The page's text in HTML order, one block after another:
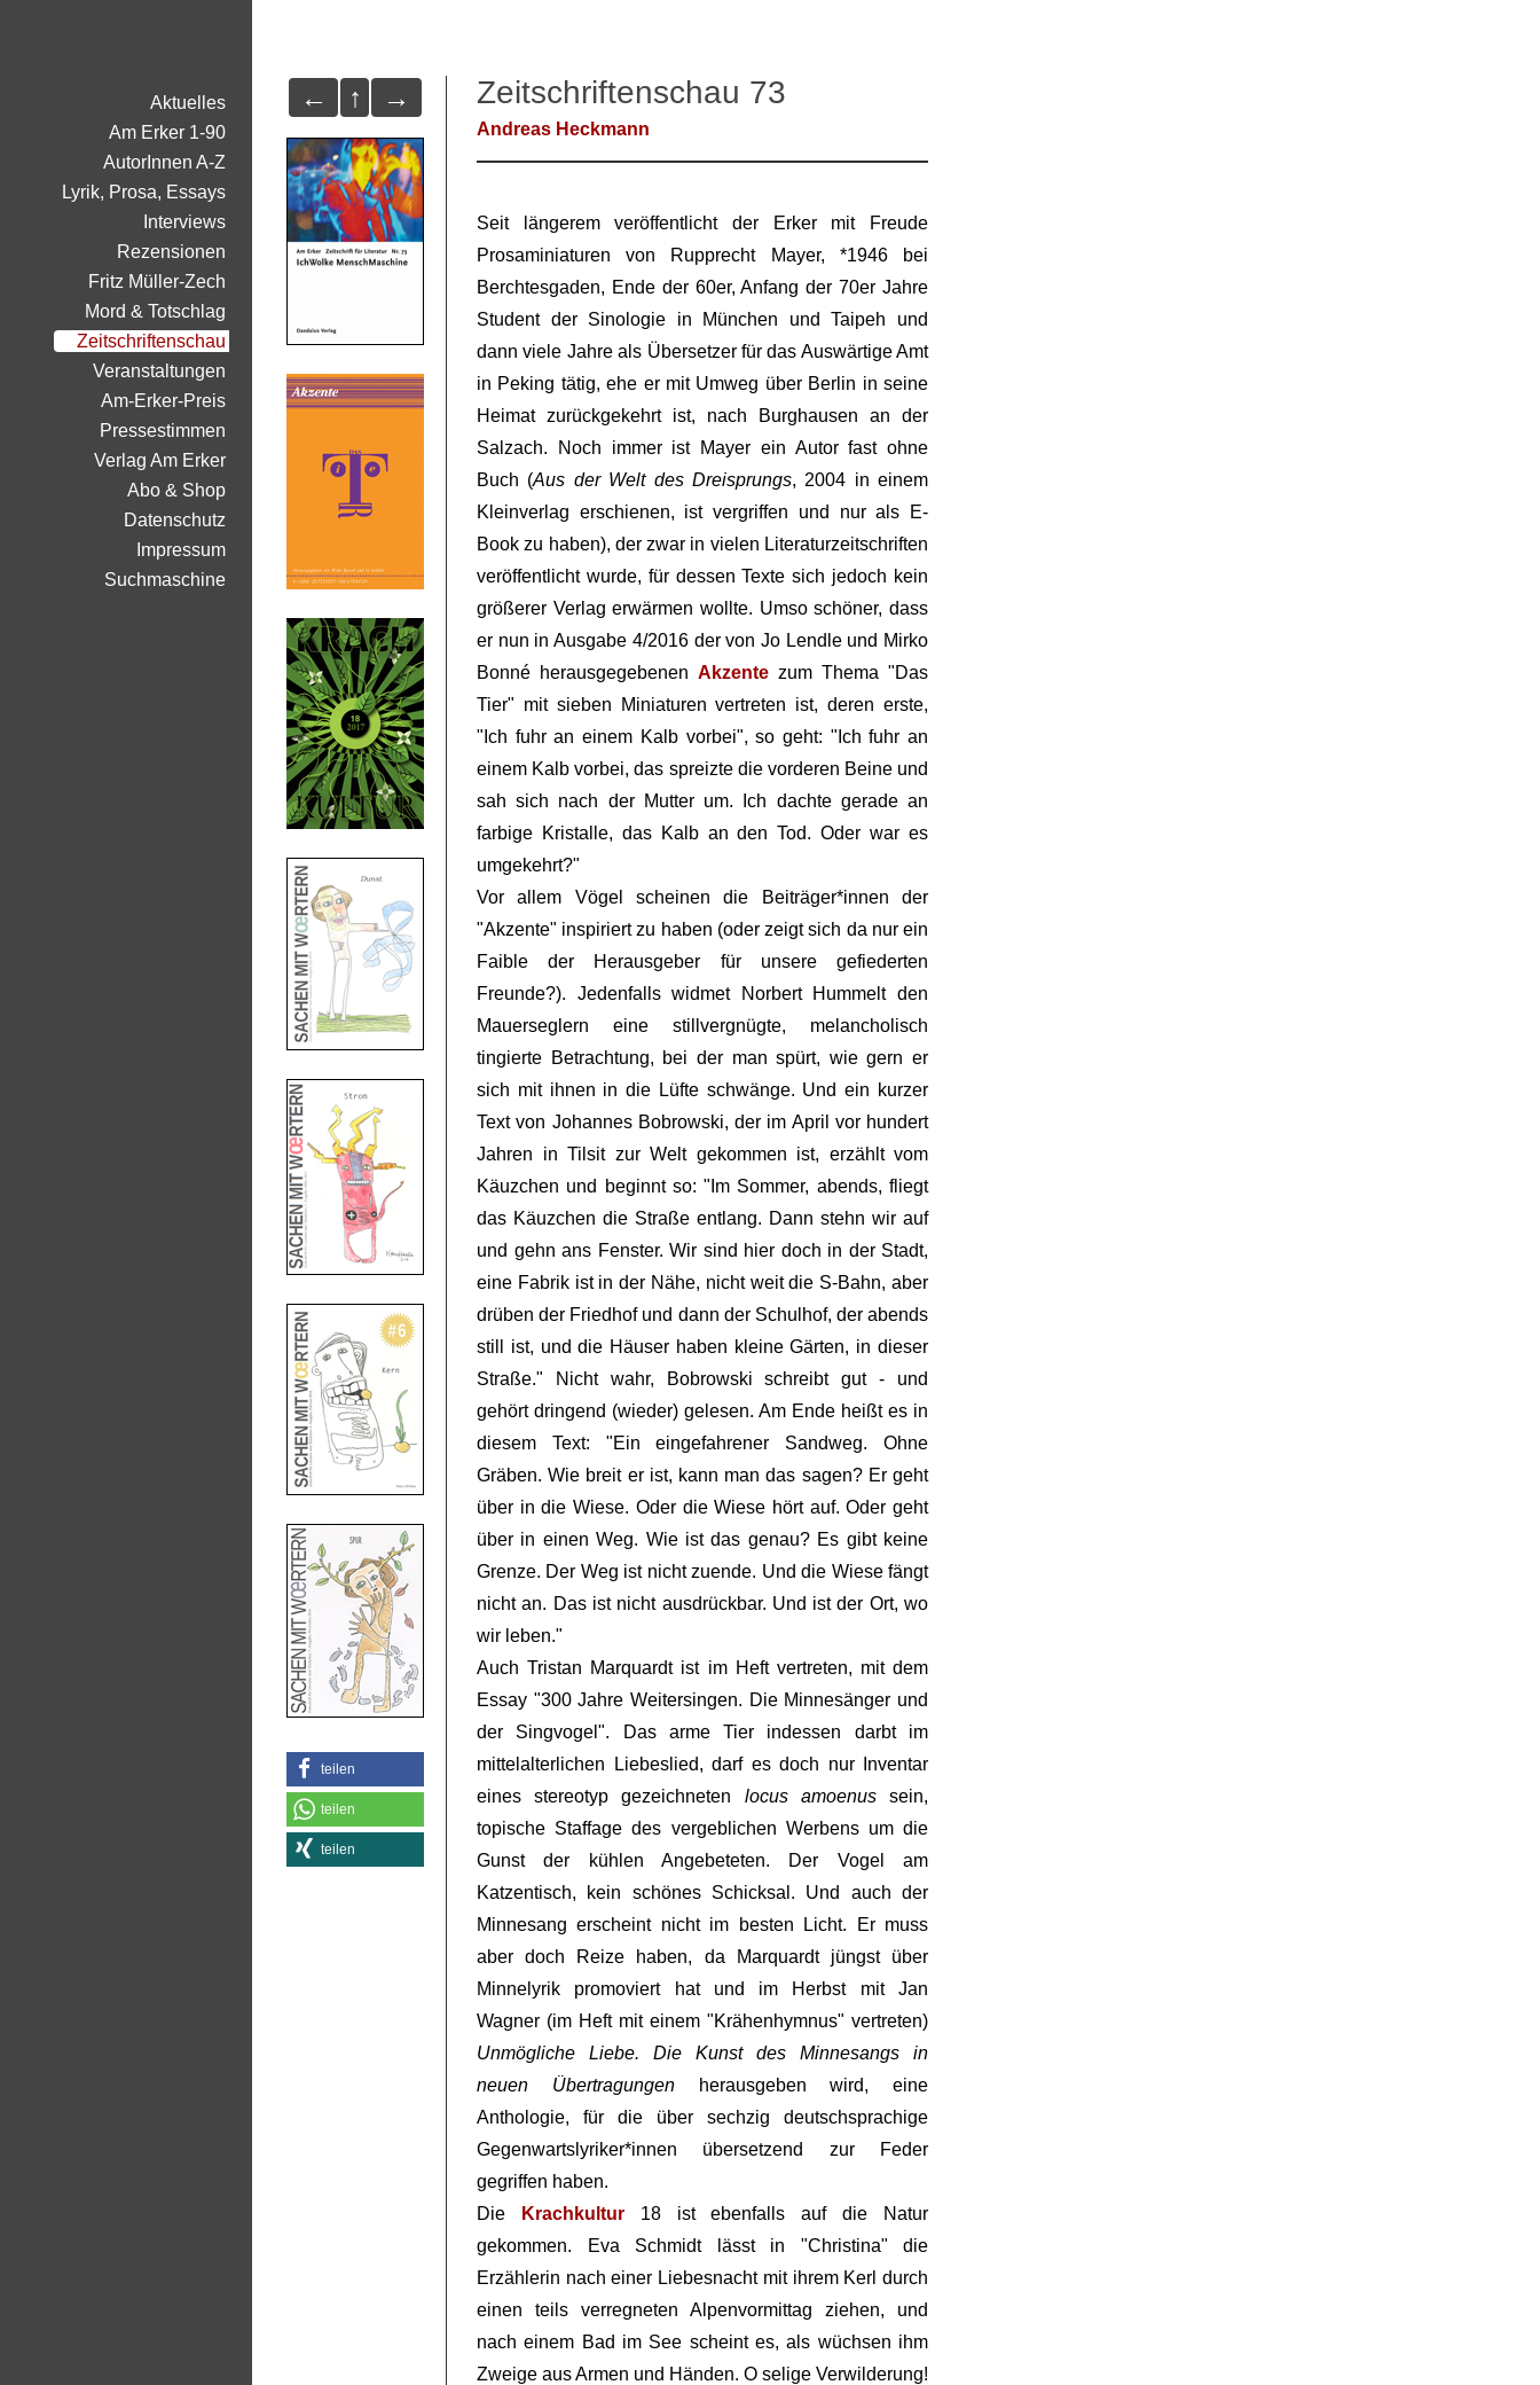
← ↑ →
teilen
teilen
teilen
Zeitschriftenschau 73
Andreas Heckmann
Seit längerem veröffentlicht der Erker mit Freude
Prosaminiaturen von Rupprecht Mayer, *1946 bei
Berchtesgaden, Ende der 60er, Anfang der 70er Jahre
Student der Sinologie in München und Taipeh und
dann viele Jahre als Übersetzer für das Auswärtige Amt
in Peking tätig, ehe er mit Umweg über Berlin in seine
Heimat zurückgekehrt ist, nach Burghausen an der
Salzach. Noch immer ist Mayer ein Autor fast ohne
Buch (Aus der Welt des Dreisprungs, 2004 in einem
Kleinverlag erschienen, ist vergriffen und nur als E-
Book zu haben), der zwar in vielen Literaturzeitschriften
veröffentlicht wurde, für dessen Texte sich jedoch kein
größerer Verlag erwärmen wollte. Umso schöner, dass
er nun in Ausgabe 4/2016 der von Jo Lendle und Mirko
Bonné herausgegebenen Akzente zum Thema "Das
Tier" mit sieben Miniaturen vertreten ist, deren erste,
"Ich fuhr an einem Kalb vorbei", so geht: "Ich fuhr an
einem Kalb vorbei, das spreizte die vorderen Beine und
sah sich nach der Mutter um. Ich dachte gerade an
farbige Kristalle, das Kalb an den Tod. Oder war es
umgekehrt?"
Vor allem Vögel scheinen die Beiträger*innen der
"Akzente" inspiriert zu haben (oder zeigt sich da nur ein
Faible der Herausgeber für unsere gefiederten
Freunde?). Jedenfalls widmet Norbert Hummelt den
Mauerseglern eine stillvergnügte, melancholisch
tingierte Betrachtung, bei der man spürt, wie gern er
sich mit ihnen in die Lüfte schwänge. Und ein kurzer
Text von Johannes Bobrowski, der im April vor hundert
Jahren in Tilsit zur Welt gekommen ist, erzählt vom
Käuzchen und beginnt so: "Im Sommer, abends, fliegt
das Käuzchen die Straße entlang. Dann stehn wir auf
und gehn ans Fenster. Wir sind hier doch in der Stadt,
eine Fabrik ist in der Nähe, nicht weit die S-Bahn, aber
drüben der Friedhof und dann der Schulhof, der abends
still ist, und die Häuser haben kleine Gärten, in dieser
Straße." Nicht wahr, Bobrowski schreibt gut - und
gehört dringend (wieder) gelesen. Am Ende heißt es in
diesem Text: "Ein eingefahrener Sandweg. Ohne
Gräben. Wie breit er ist, kann man das sagen? Er geht
über in die Wiese. Oder die Wiese hört auf. Oder geht
über in einen Weg. Wie ist das genau? Es gibt keine
Grenze. Der Weg ist nicht zuende. Und die Wiese fängt
nicht an. Das ist nicht ausdrückbar. Und ist der Ort, wo
wir leben."
Auch Tristan Marquardt ist im Heft vertreten, mit dem
Essay "300 Jahre Weitersingen. Die Minnesänger und
der Singvogel". Das arme Tier indessen darbt im
mittelalterlichen Liebeslied, darf es doch nur Inventar
eines stereotyp gezeichneten locus amoenussein,
topische Staffage des vergeblichen Werbens um die
Gunst der kühlen Angebeteten. Der Vogel am
Katzentisch, kein schönes Schicksal. Und auch der
Minnesang erscheint nicht im besten Licht. Er muss
aber doch Reize haben, da Marquardt jüngst über
Minnelyrik promoviert hat und im Herbst mit Jan
Wagner (im Heft mit einem "Krähenhymnus" vertreten)
Unmögliche Liebe. Die Kunst des Minnesangs in
neuen Übertragungenherausgeben wird, eine
Anthologie, für die über sechzig deutschsprachige
Gegenwartslyriker*innen übersetzend zur Feder
gegriffen haben.
Die
Krachkultur18 ist ebenfalls auf die Natur
gekommen. Eva Schmidt lässt in "Christina" die
Erzählerin nach einer Liebesnacht mit ihrem Kerl durch
einen teils verregneten Alpenvormittag ziehen, und
nach einem Bad im See scheint es, als wüchsen ihm
Zweige aus Armen und Händen. O selige Verwilderung!
Aktuelles
Am Erker 1-90
AutorInnen A-Z
Lyrik, Prosa, Essays
Interviews
Rezensionen
Fritz Müller-Zech
Mord & Totschlag
Zeitschriftenschau
Veranstaltungen
Am-Erker-Preis
Pressestimmen
Verlag Am Erker
Abo & Shop
Datenschutz
Impressum
Suchmaschine